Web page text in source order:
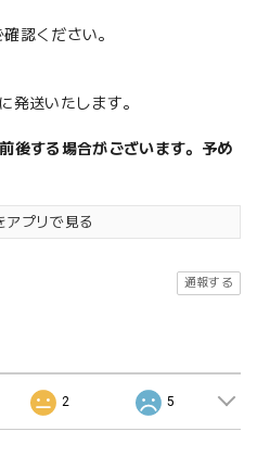
認ください。
発送いたします。
後する場合がございます。予め
アプリで見る
通報する
2 5